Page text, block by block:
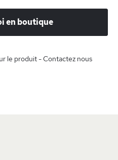
en boutique
le produit - Contactez nous